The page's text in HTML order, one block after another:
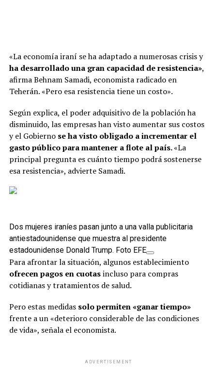
«La economía iraní se ha adaptado a numerosas crisis y
ha desarrollado una gran capacidad de resistencia»,
afirma Behnam Samadi, economista radicado en
Teherán. «Pero esa resistencia tiene un costo».
Según explica, el poder adquisitivo de la población ha
disminuido, las empresas han visto aumentar sus costos
y el Gobierno se ha visto obligado a incrementar el
gasto público para mantener a flote al país.«La
principal pregunta es cuánto tiempo podrá sostenerse
esa resistencia», advierte Samadi.
Dos mujeres iraníes pasan junto a una valla publicitaria
antiestadounidense que muestra al presidente
estadounidense Donald Trump. Foto EFE
Para afrontar la situación, algunos establecimiento
ofrecen pagos en cuotasincluso para compras
cotidianas y tratamientos de salud.
Pero estas medidas solo permiten «ganar tiempo»
frente a un «deterioro considerable de las condiciones
de vida», señala el economista.
ADVERTISEMENT